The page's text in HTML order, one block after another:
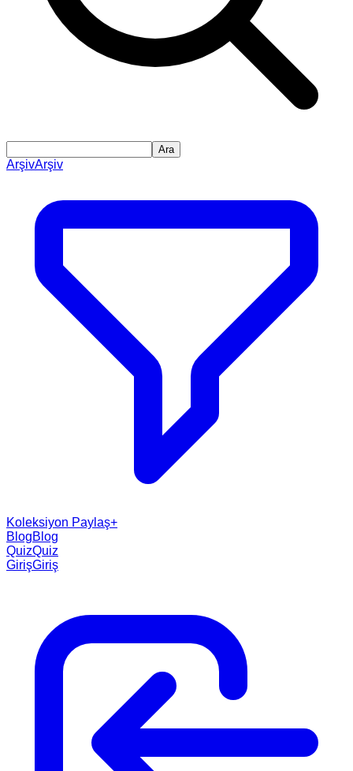
Ara
ArşivArşiv
Koleksiyon Paylaş+
BlogBlog
QuizQuiz
GirişGiriş